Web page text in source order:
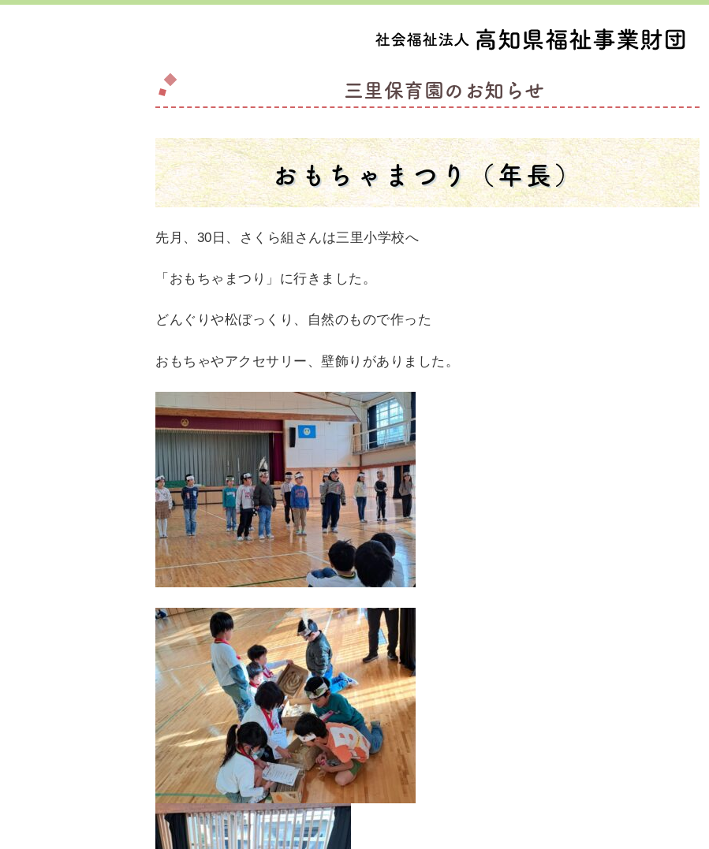
三里保育園のお知らせ
おもちゃまつり（年長）
先月、30日、さくら組さんは三里小学校へ
「おもちゃまつり」に行きました。
どんぐりや松ぼっくり、自然のもので作った
おもちゃやアクセサリー、壁飾りがありました。